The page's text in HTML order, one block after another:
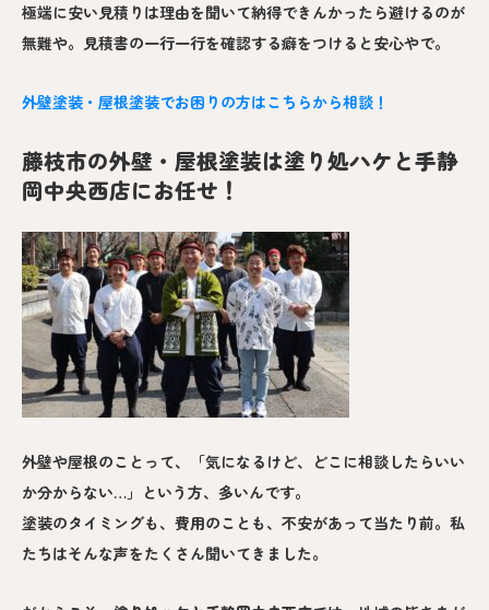
極端に安い見積りは理由を聞いて納得できんかったら避けるのが
無難や。見積書の一行一行を確認する癖をつけると安心やで。
外壁塗装・屋根塗装でお困りの方はこちらから相談！
藤枝市の外壁・屋根塗装は塗り処ハケと手静
岡中央西店にお任せ！
外壁や屋根のことって、「気になるけど、どこに相談したらいい
か分からない…」という方、多いんです。
塗装のタイミングも、費用のことも、不安があって当たり前。私
たちはそんな声をたくさん聞いてきました。